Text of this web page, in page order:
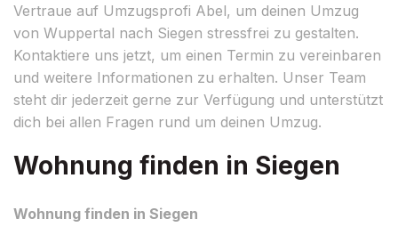
Vertraue auf Umzugsprofi Abel, um deinen Umzug
von Wuppertal nach Siegen stressfrei zu gestalten.
Kontaktiere uns jetzt, um einen Termin zu vereinbaren
und weitere Informationen zu erhalten. Unser Team
steht dir jederzeit gerne zur Verfügung und unterstützt
dich bei allen Fragen rund um deinen Umzug.
Wohnung finden in Siegen
Wohnung finden in Siegen